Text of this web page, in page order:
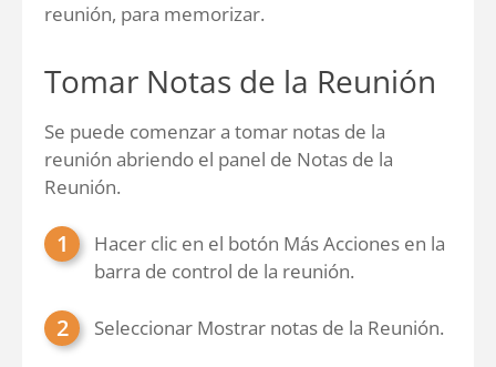
reunión, para memorizar.
Tomar Notas de la Reunión
Se puede comenzar a tomar notas de la
reunión abriendo el panel de Notas de la
Reunión.
Hacer clic en el botón Más Acciones en la
barra de control de la reunión.
Seleccionar Mostrar notas de la Reunión.